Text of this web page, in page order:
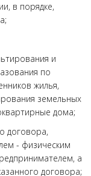
в порядке,
и
по
жилья,
земельных
дома;
договора,
- физическим
а
договора;